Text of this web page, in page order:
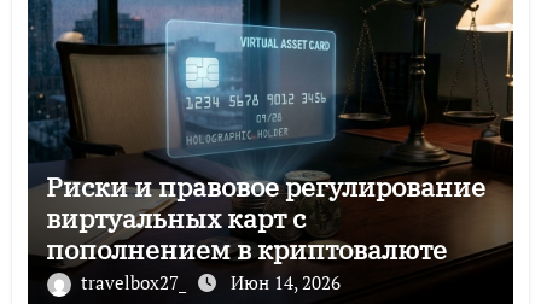
Риски и правовое регулирование
виртуальных карт с
пополнением в криптовалюте
travelbox27_ Июн 14, 2026